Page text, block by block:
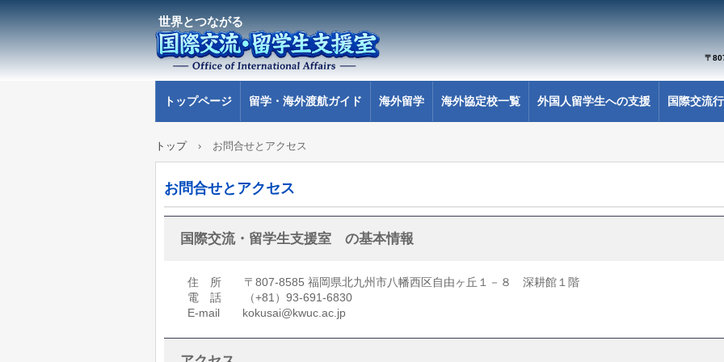
世界とつながる
〒
トップページ 留学・海外渡航ガイド 海外留学 海外協定校一覧 外国人留学生への支援 国際交流
トップ › お問合せとアクセス
お問合せとアクセス
国際交流・留学生支援室 の基本情報
住 所 〒807-8585 福岡県北九州市八幡西区自由ヶ丘１－８ 深耕館１階
電 話 （+81）93-691-6830
E-mail kokusai@kwuc.ac.jp